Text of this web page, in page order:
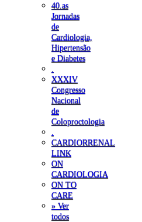
40.as
Jornadas
de
Cardiologia,
Hipertensão
e Diabetes
XXXIV
Congresso
Nacional
de
Coloproctologia
CARDIORRENAL
LINK
ON
CARDIOLOGIA
ON TO
CARE
» Ver
todos